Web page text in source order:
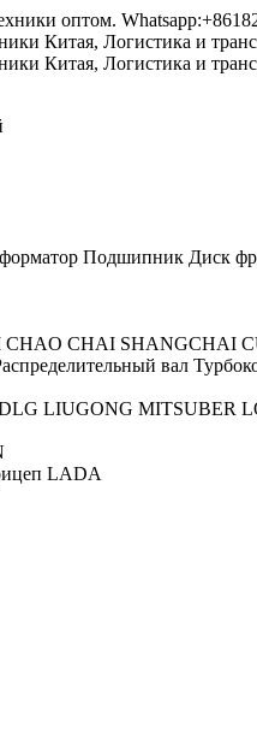
оптом.
Подшипник Диск
CHAO CHAI SHANGCHAI
вал
LIUGONG MITSUBER
LADA